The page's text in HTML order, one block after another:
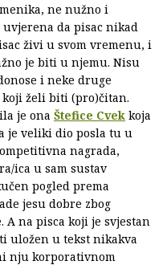
ne nužno i
uvjerena da pisac nikad
živi u svom vremenu, i
je biti u njemu. Nisu
i neke druge
koji želi biti (pro)čitan.
je ona Štefice Cvek koja
je veliki dio posla tu u
nagrada,
ica u sam sustav
pogled prema
jesu dobre zbog
na pisca koji je svjestan
uložen u tekst nikakva
nju korporativnom